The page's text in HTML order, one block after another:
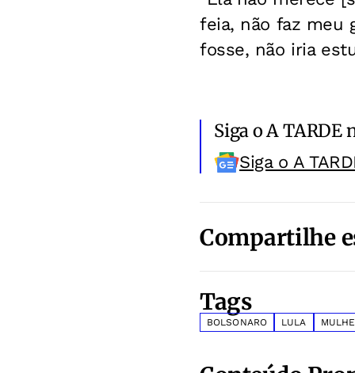
feia, não faz meu
fosse, não iria
Siga o A TARDE
Siga o A
Compartilhe
Tags
BOLSONARO LULA